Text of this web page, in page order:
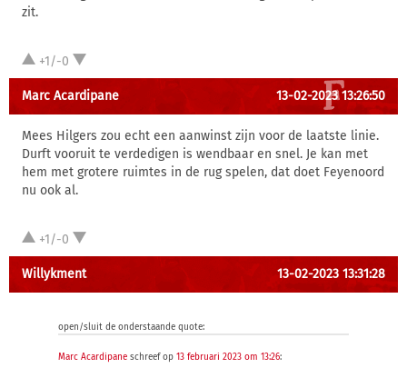
zit.
+1/-0
Marc Acardipane 13-02-2023 13:26:50
Mees Hilgers zou echt een aanwinst zijn voor de laatste linie.
Durft vooruit te verdedigen is wendbaar en snel. Je kan met
hem met grotere ruimtes in de rug spelen, dat doet Feyenoord
nu ook al.
+1/-0
Willykment 13-02-2023 13:31:28
open/sluit de onderstaande quote:
Marc Acardipane schreef op 13 februari 2023 om 13:26: